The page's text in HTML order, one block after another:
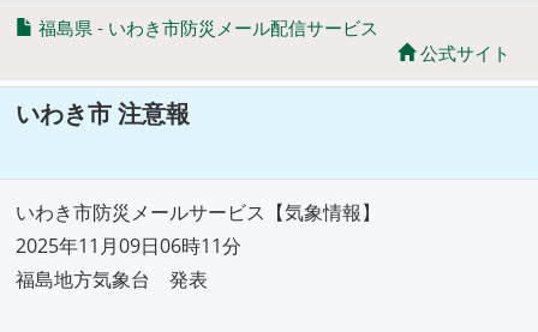
福島県 - いわき市防災メール配信サービス
公式サイト
いわき市 注意報
いわき市防災メールサービス【気象情報】
2025年11月09日06時11分
福島地方気象台 発表